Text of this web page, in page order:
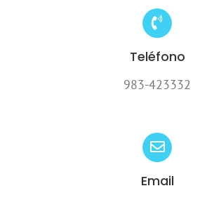
Teléfono
983-423332
Email